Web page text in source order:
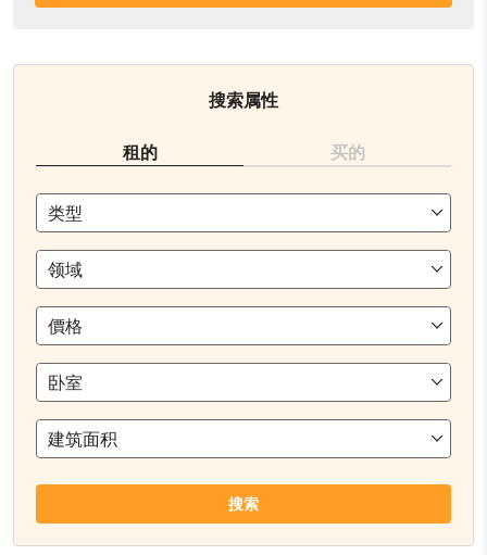
搜索属性
租的 买的
类型
领域
價格
卧室
建筑面积
搜索